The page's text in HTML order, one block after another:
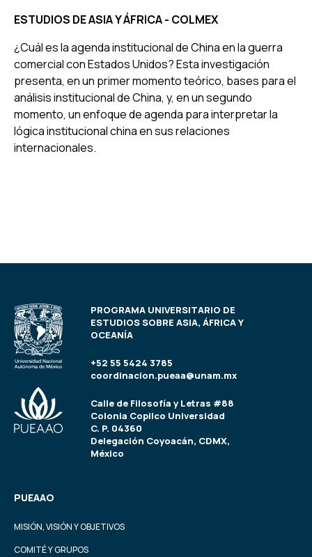
ESTUDIOS DE ASIA Y ÁFRICA - COLMEX
¿Cuál es la agenda institucional de China en la guerra
comercial con Estados Unidos? Esta investigación
presenta, en un primer momento teórico, bases para el
análisis institucional de China, y, en un segundo
momento, un enfoque de agenda para interpretar la
lógica institucional china en sus relaciones
internacionales.
PROGRAMA UNIVERSITARIO DE
ESTUDIOS SOBRE ASIA, ÁFRICA Y
OCEANÍA
+52 55 5424 3785
coordinacion.pueaa@unam.mx
Calle de Filosofía y Letras #88
Colonia Copilco Universidad
C. P. 04360
Delegación Coyoacán, CDMX,
México
PUEAAO
MISIÓN, VISIÓN Y OBJETIVOS
COMITÉ Y GRUPOS